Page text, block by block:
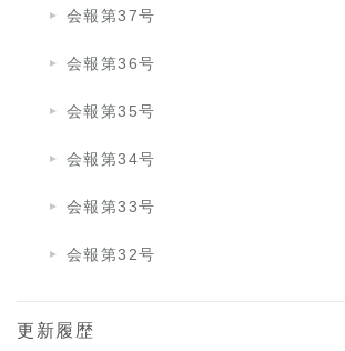
会報第37号
会報第36号
会報第35号
会報第34号
会報第33号
会報第32号
更新履歴